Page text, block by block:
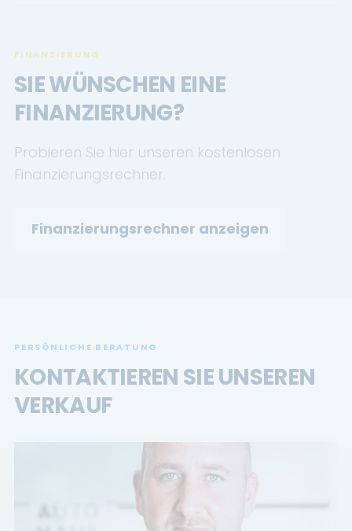
FINANZIERUNG
SIE WÜNSCHEN EINE
FINANZIERUNG?
Probieren Sie hier unseren kostenlosen
Finanzierungsrechner.
Finanzierungsrechner anzeigen
PERSÖNLICHE BERATUNG
KONTAKTIEREN SIE UNSEREN
VERKAUF